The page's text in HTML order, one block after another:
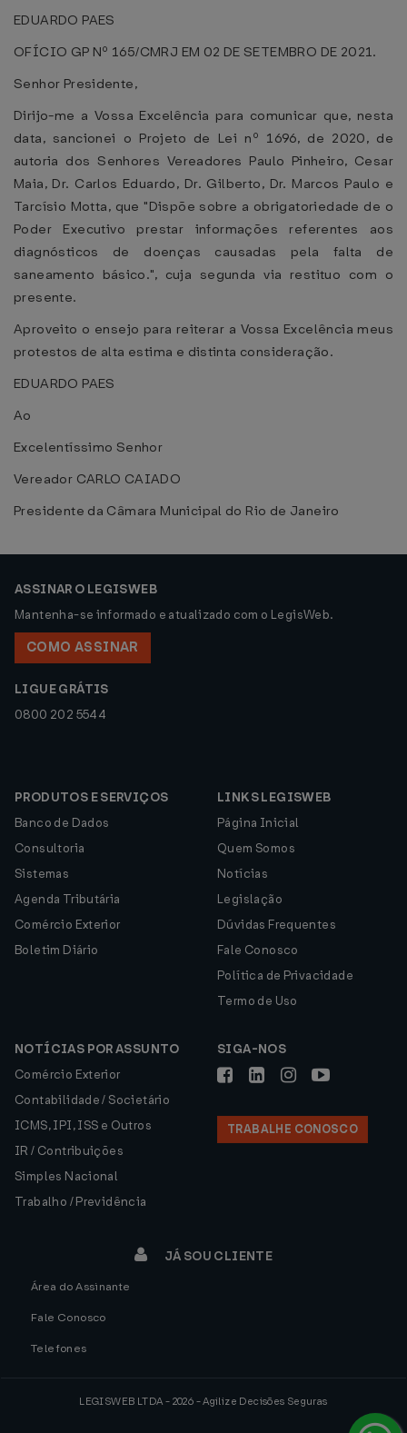
EDUARDO PAES
OFÍCIO GP Nº 165/CMRJ EM 02 DE SETEMBRO DE 2021.
Senhor Presidente,
Dirijo-me a Vossa Excelência para comunicar que, nesta
data, sancionei o Projeto de Lei nº 1696, de 2020, de
autoria dos Senhores Vereadores Paulo Pinheiro, Cesar
Maia, Dr. Carlos Eduardo, Dr. Gilberto, Dr. Marcos Paulo e
Tarcísio Motta, que "Dispõe sobre a obrigatoriedade de o
Poder Executivo prestar informações referentes aos
diagnósticos de doenças causadas pela falta de
saneamento básico.", cuja segunda via restituo com o
presente.
Aproveito o ensejo para reiterar a Vossa Excelência meus
protestos de alta estima e distinta consideração.
EDUARDO PAES
Ao
Excelentíssimo Senhor
Vereador CARLO CAIADO
Presidente da Câmara Municipal do Rio de Janeiro
ASSINAR O LEGISWEB
Mantenha-se informado e atualizado com o LegisWeb.
COMO ASSINAR
LIGUE GRÁTIS
0800 202 5544
PRODUTOS E SERVIÇOS
Banco de Dados
Consultoria
Sistemas
Agenda Tributária
Comércio Exterior
Boletim Diário
LINKS LEGISWEB
Página Inicial
Quem Somos
Notícias
Legislação
Dúvidas Frequentes
Fale Conosco
Política de Privacidade
Termo de Uso
NOTÍCIAS POR ASSUNTO
Comércio Exterior
Contabilidade / Societário
ICMS, IPI, ISS e Outros
IR / Contribuições
Simples Nacional
Trabalho / Previdência
SIGA-NOS
TRABALHE CONOSCO
JÁ SOU CLIENTE
Área do Assinante
Fale Conosco
Telefones
LEGISWEB LTDA - 2026 - Agilize Decisões Seguras